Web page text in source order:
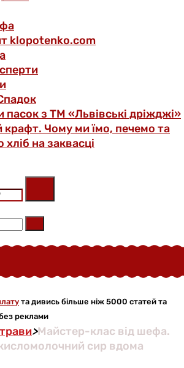
klopotenko.com
пасок з ТМ «Львівські дріжджі»
крафт. Чому ми їмо, печемо та
хліб на заквасці
та дивись більше ніж 5000 статей та
реклами
>Майстер-клас від шефа.
сир вдома